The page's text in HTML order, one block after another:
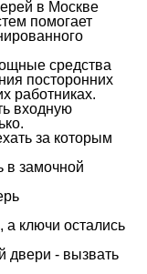
помогает
средства
посторонних
работниках.
входную
за которым
в замочной
а ключи остались